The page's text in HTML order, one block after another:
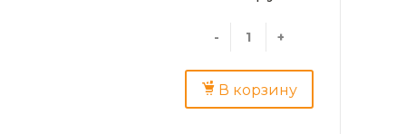
- +
В корзину